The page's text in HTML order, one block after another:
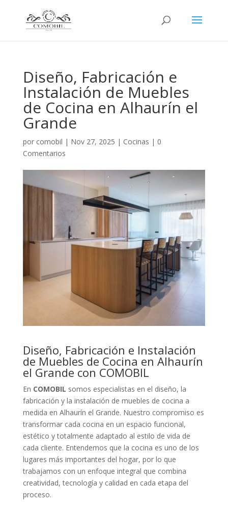
Diseño, Fabricación e
Instalación de Muebles
de Cocina en Alhaurín el
Grande
por comobil | Nov 27, 2025 | Cocinas | 0
Comentarios
Diseño, Fabricación e Instalación
de Muebles de Cocina en Alhaurín
el Grande con COMOBIL
En COMOBIL somos especialistas en el diseño, la
fabricación y la instalación de muebles de cocina a
medida en Alhaurín el Grande. Nuestro compromiso es
transformar cada cocina en un espacio funcional,
estético y totalmente adaptado al estilo de vida de
cada cliente. Entendemos que la cocina es uno de los
lugares más importantes del hogar, por lo que
trabajamos con un enfoque integral que combina
creatividad, tecnología y calidad en cada etapa del
proceso.